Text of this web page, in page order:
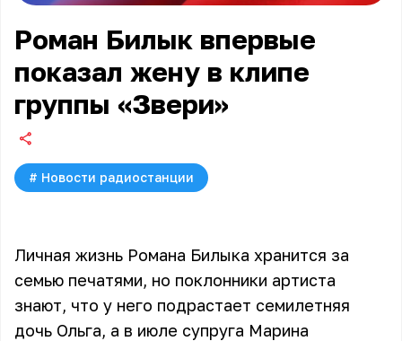
Роман Билык впервые
показал жену в клипе
группы «Звери»
# Новости радиостанции
Личная жизнь Романа Билыка хранится за
семью печатями, но поклонники артиста
знают, что у него подрастает семилетняя
дочь Ольга, а в июле супруга Марина